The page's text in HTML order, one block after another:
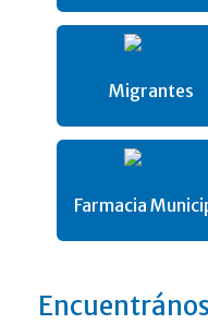
Migrantes
Farmacia
Encuentrános